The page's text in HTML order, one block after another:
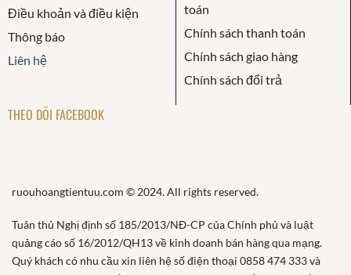
Điều khoản và điều kiện
Thông báo
Liên hệ
toán
Chính sách thanh toán
Chính sách giao hàng
Chính sách đổi trả
THEO DÕI FACEBOOK
ruouhoangtientuu.com © 2024. All rights reserved.
Tuân thủ Nghị định số 185/2013/NĐ-CP của Chính phủ và luật
quảng cáo số 16/2012/QH13 về kinh doanh bán hàng qua mạng.
Quý khách có nhu cầu xin liên hệ số điện thoại 0858 474 333 và